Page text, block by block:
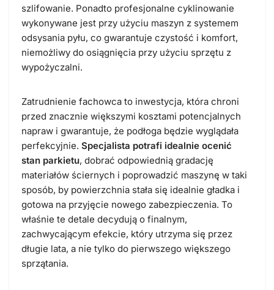
szlifowanie. Ponadto profesjonalne cyklinowanie
wykonywane jest przy użyciu maszyn z systemem
odsysania pyłu, co gwarantuje czystość i komfort,
niemożliwy do osiągnięcia przy użyciu sprzętu z
wypożyczalni.
Zatrudnienie fachowca to inwestycja, która chroni
przed znacznie większymi kosztami potencjalnych
napraw i gwarantuje, że podłoga będzie wyglądała
perfekcyjnie. Specjalista potrafi idealnie ocenić
stan parkietu, dobrać odpowiednią gradację
materiałów ściernych i poprowadzić maszynę w taki
sposób, by powierzchnia stała się idealnie gładka i
gotowa na przyjęcie nowego zabezpieczenia. To
właśnie te detale decydują o finalnym,
zachwycającym efekcie, który utrzyma się przez
długie lata, a nie tylko do pierwszego większego
sprzątania.